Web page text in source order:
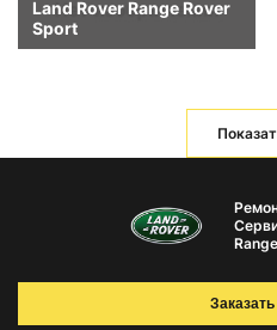
Land Rover Range Rover
Sport